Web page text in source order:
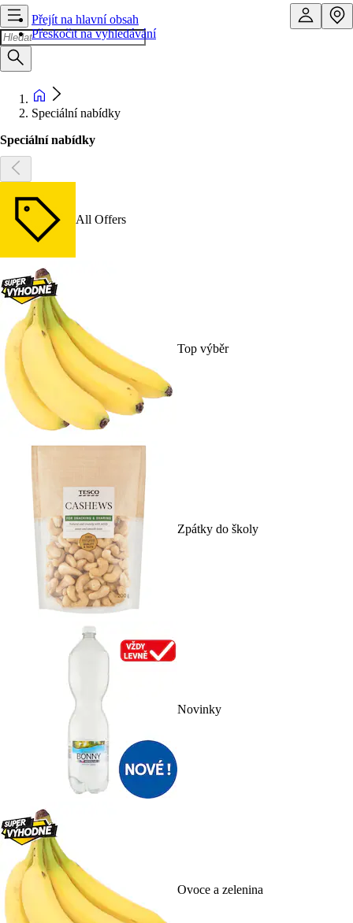
Přejít na hlavní obsah
Přeskočit na vyhledávání
Speciální nabídky
Speciální nabídky
All Offers
Top výběr
Zpátky do školy
Novinky
Ovoce a zelenina